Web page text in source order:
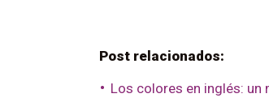
Post relacionados:
Los colores en inglés: un